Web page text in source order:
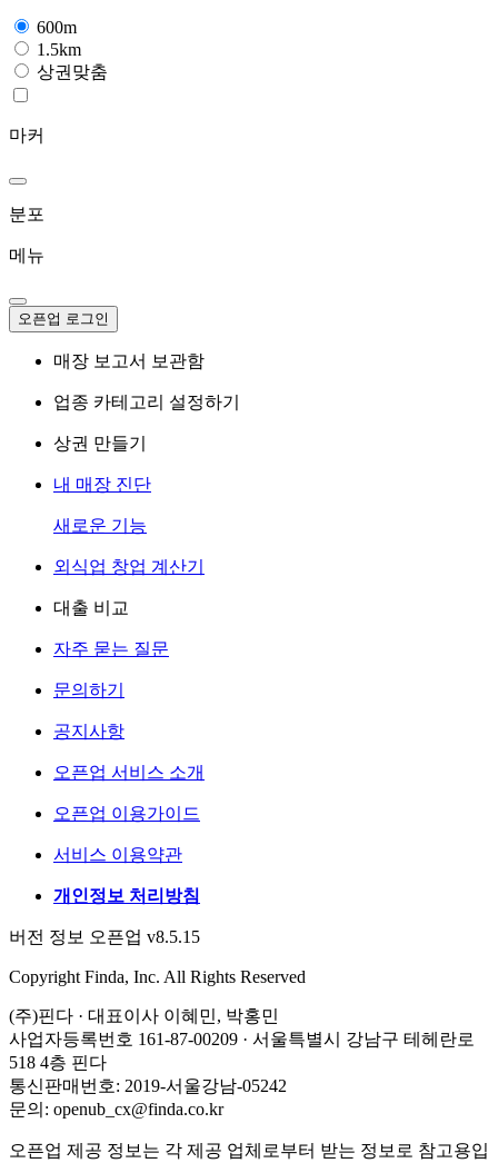
600m
1.5km
상권맞춤
마커
분포
메뉴
오픈업 로그인
매장 보고서 보관함
업종 카테고리 설정하기
상권 만들기
내 매장 진단
새로운 기능
외식업 창업 계산기
대출 비교
자주 묻는 질문
문의하기
공지사항
오픈업 서비스 소개
오픈업 이용가이드
서비스 이용약관
개인정보 처리방침
버전 정보 오픈업 v8.5.15
Copyright Finda, Inc. All Rights Reserved
(주)핀다 · 대표이사 이혜민, 박홍민
사업자등록번호 161-87-00209 · 서울특별시 강남구 테헤란로
518 4층 핀다
통신판매번호: 2019-서울강남-05242
문의: openub_cx@finda.co.kr
오픈업 제공 정보는 각 제공 업체로부터 받는 정보로 참고용입